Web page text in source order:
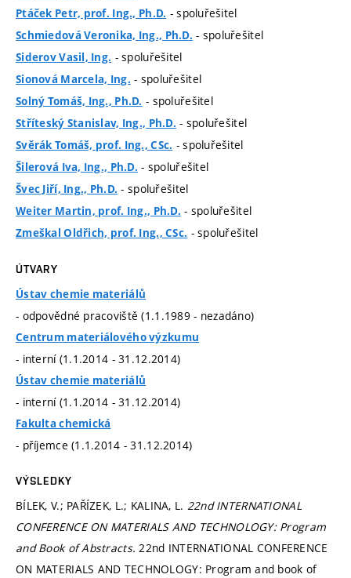
Ptáček Petr, prof. Ing., Ph.D. - spoluřešitel
Schmiedová Veronika, Ing., Ph.D. - spoluřešitel
Siderov Vasil, Ing. - spoluřešitel
Sionová Marcela, Ing. - spoluřešitel
Solný Tomáš, Ing., Ph.D. - spoluřešitel
Stříteský Stanislav, Ing., Ph.D. - spoluřešitel
Svěrák Tomáš, prof. Ing., CSc. - spoluřešitel
Šilerová Iva, Ing., Ph.D. - spoluřešitel
Švec Jiří, Ing., Ph.D. - spoluřešitel
Weiter Martin, prof. Ing., Ph.D. - spoluřešitel
Zmeškal Oldřich, prof. Ing., CSc. - spoluřešitel
ÚTVARY
Ústav chemie materiálů
- odpovědné pracoviště (1.1.1989 - nezadáno)
Centrum materiálového výzkumu
- interní (1.1.2014 - 31.12.2014)
Ústav chemie materiálů
- interní (1.1.2014 - 31.12.2014)
Fakulta chemická
- příjemce (1.1.2014 - 31.12.2014)
VÝSLEDKY
BÍLEK, V.; PAŘÍZEK, L.; KALINA, L. 22nd INTERNATIONAL
CONFERENCE ON MATERIALS AND TECHNOLOGY: Program
and Book of Abstracts.22nd INTERNATIONAL CONFERENCE
ON MATERIALS AND TECHNOLOGY: Program and book of